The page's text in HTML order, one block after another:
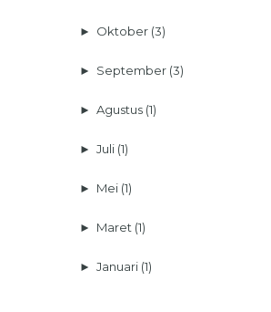
► Oktober (3)
► September (3)
► Agustus (1)
► Juli (1)
► Mei (1)
► Maret (1)
► Januari (1)